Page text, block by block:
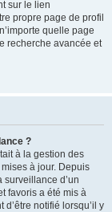
sur le lien
propre page de profil
quelle page
recherche avancée et
?
à la gestion des
à jour. Depuis
d’un
favoris a été mis à
notifié lorsqu’il y